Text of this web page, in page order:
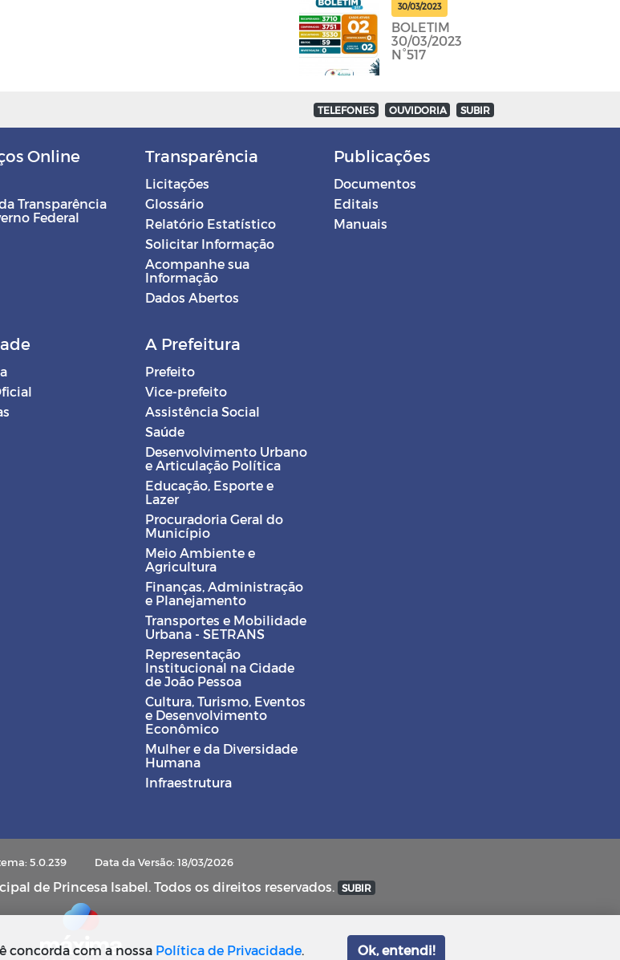
30/03/2023
BOLETIM
30/03/2023
N°517
TELEFONES OUVIDORIA SUBIR
Online
Transparência
Federal
Transparência
Licitações
Glossário
Relatório Estatístico
Solicitar Informação
Acompanhe sua
Informação
Dados Abertos
Publicações
Documentos
Editais
Manuais
A Prefeitura
Prefeito
Vice-prefeito
Assistência Social
Saúde
Desenvolvimento Urbano
e Articulação Política
Educação, Esporte e
Lazer
Procuradoria Geral do
Município
Meio Ambiente e
Agricultura
Finanças, Administração
e Planejamento
Transportes e Mobilidade
Urbana - SETRANS
Representação
Institucional na Cidade
de João Pessoa
Cultura, Turismo, Eventos
e Desenvolvimento
Econômico
Mulher e da Diversidade
Humana
Infraestrutura
5.0.239 Data da Versão: 18/03/2026
de Princesa Isabel. Todos os direitos reservados. SUBIR
concorda com a nossa Política de Privacidade. Ok, entendi!